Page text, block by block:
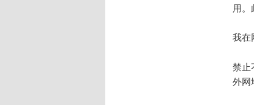
用。
我在
禁止
外网